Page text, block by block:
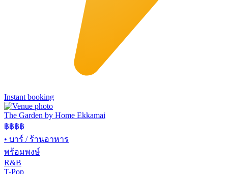
Instant booking
The Garden by Home Ekkamai
฿฿฿฿
• บาร์ / ร้านอาหาร
พร้อมพงษ์
R&B
T-Pop